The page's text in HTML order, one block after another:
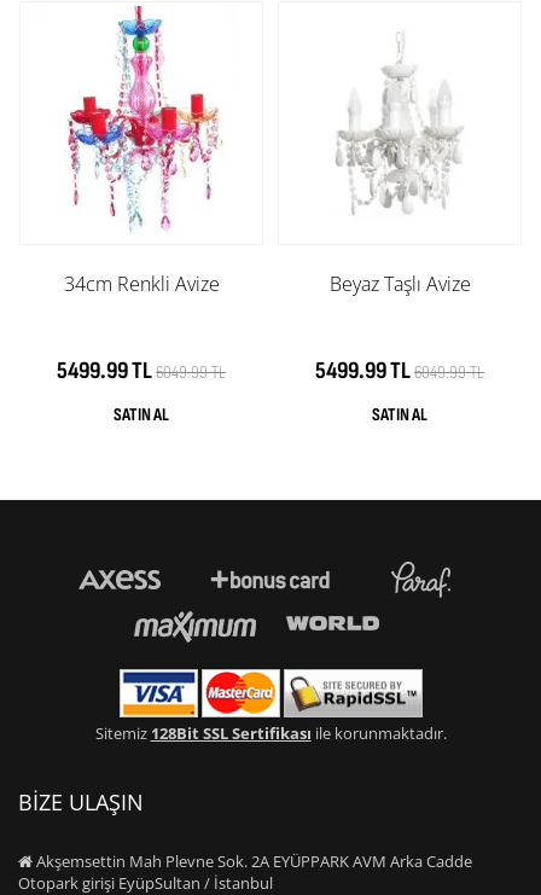
34cm Renkli Avize
5499.99 TL6049.99 TL
Beyaz Taşlı Avize
5499.99 TL6049.99 TL
Sitemiz 128Bit SSL Sertifikası ile korunmaktadır.
BİZE ULAŞIN
Akşemsettin Mah Plevne Sok. 2A EYÜPPARK AVM Arka Cadde
Otopark girişi EyüpSultan / İstanbul